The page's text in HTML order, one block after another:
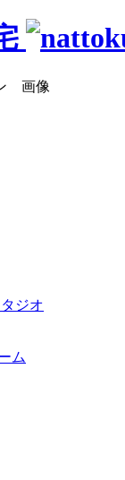
ジオ
ム